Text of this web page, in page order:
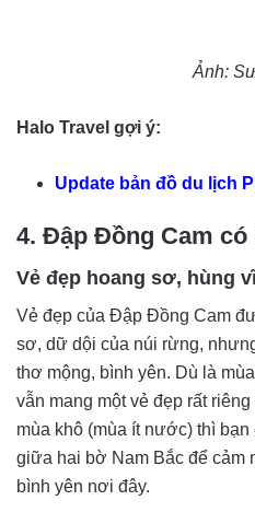
Ảnh:
Halo Travel gợi ý:
Update bản đồ du lịch
4. Đập Đồng Cam có
Vẻ đẹp hoang sơ, hùng
Vẻ đẹp của Đập Đồng Cam
sơ, dữ dội của núi rừng,
thơ mộng, bình yên. Dù là
vẫn mang một vẻ đẹp rất
mùa khô (mùa ít nước) thì
giữa hai bờ Nam Bắc để cảm
bình yên nơi đây.